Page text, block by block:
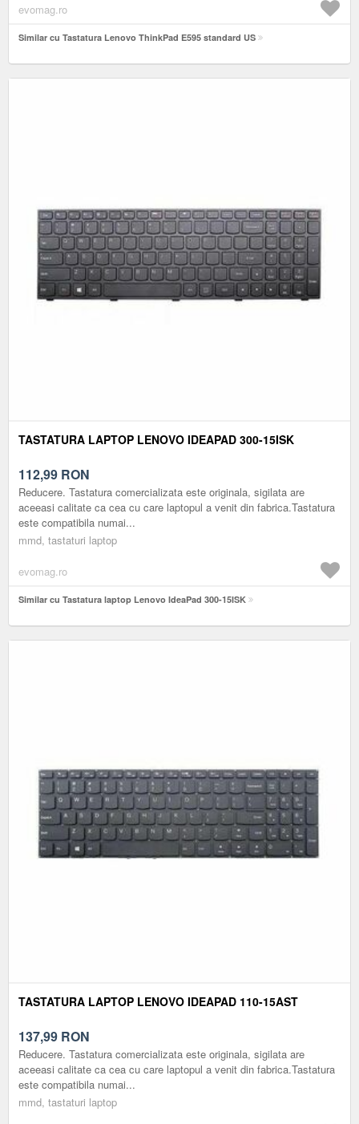
evomag.ro
Similar cu Tastatura Lenovo ThinkPad E595 standard US
TASTATURA LAPTOP LENOVO IDEAPAD 300-15ISK
112,99 RON
Reducere. Tastatura comercializata este originala, sigilata are
aceeasi calitate ca cea cu care laptopul a venit din fabrica.Tastatura
este compatibila numai...
mmd, tastaturi laptop
evomag.ro
Similar cu Tastatura laptop Lenovo IdeaPad 300-15ISK
TASTATURA LAPTOP LENOVO IDEAPAD 110-15AST
137,99 RON
Reducere. Tastatura comercializata este originala, sigilata are
aceeasi calitate ca cea cu care laptopul a venit din fabrica.Tastatura
este compatibila numai...
mmd, tastaturi laptop